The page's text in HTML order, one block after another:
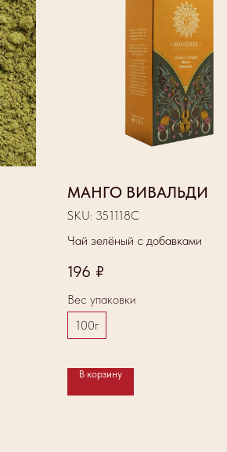
МАНГО ВИВАЛЬДИ
SKU: 351118С
Чай зелёный с добавками
196 ₽
Вес упаковки
100г
В корзину